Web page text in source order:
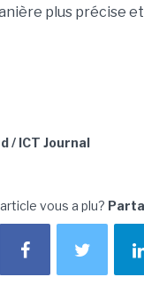
plus précise
/ ICT Journal
vous a plu?